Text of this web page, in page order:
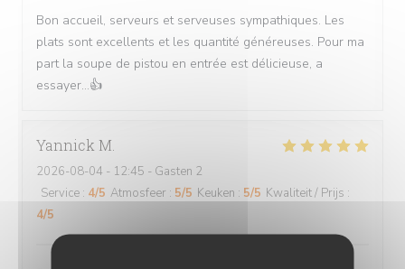
Bon accueil, serveurs et serveuses sympathiques. Les
plats sont excellents et les quantité généreuses. Pour ma
part la soupe de pistou en entrée est délicieuse, a
essayer...👍
Yannick M
2026-08-04 - 12:45 - Gasten 2
Service : 4/5 Atmosfeer : 5/5 Keuken : 5/5 Kwaliteit / Prijs :
4/5